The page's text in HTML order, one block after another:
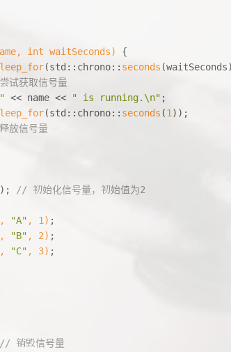
int waitSeconds)
{
(std::chrono:: seconds
试获取信号量
<< name << " is running.\n" ;
(std::chrono:: seconds (1 ));
放信号量
); // 初始化信号量，初始值为2
"A" , 1 ) ;
"B" , 2) ;
"C" , 3) ;
// 销毁信号量